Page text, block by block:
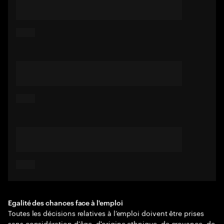
Egalité des chances face à l'emploi
Toutes les décisions relatives à l’emploi doivent être prises